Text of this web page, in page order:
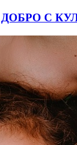
ДОБРО С